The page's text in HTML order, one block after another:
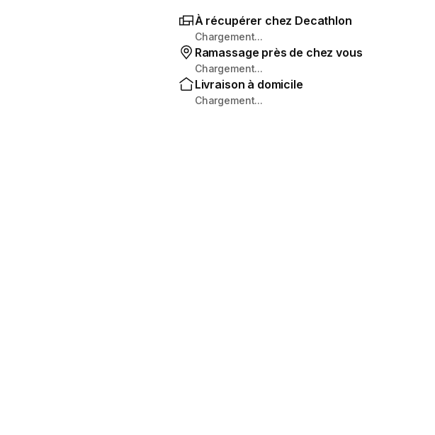
À récupérer chez Decathlon
Chargement...
Ramassage près de chez vous
Chargement...
Livraison à domicile
Chargement...